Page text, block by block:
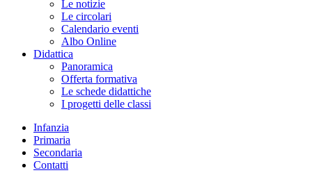
Le notizie
Le circolari
Calendario eventi
Albo Online
Didattica
Panoramica
Offerta formativa
Le schede didattiche
I progetti delle classi
Infanzia
Primaria
Secondaria
Contatti